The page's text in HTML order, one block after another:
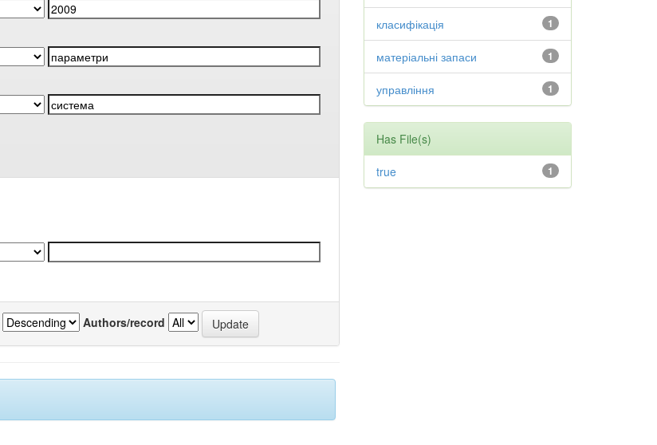
Authors/record
1
класифікація
1
матеріальні запаси
1
управління
Has File(s)
1
true